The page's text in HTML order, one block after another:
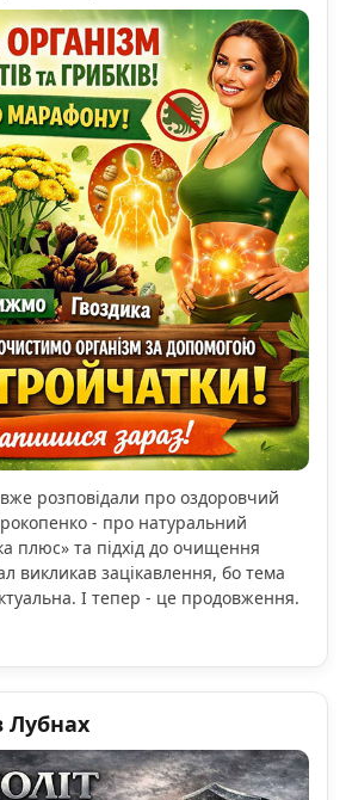
розповідали про оздоровчий
- про натуральний
плюс» та підхід до очищення
викликав зацікавлення, бо тема
І тепер - це продовження.